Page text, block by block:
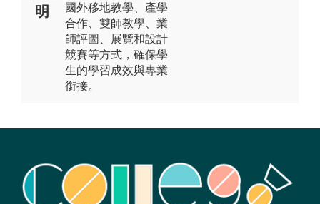
明
國外移地教學、產學
合作、雙師教學、業
師評圖、展覽和設計
競賽等方式，確保學
生的學習成效與專業
銜接。